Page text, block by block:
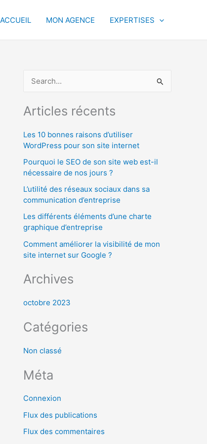
ACCUEIL MON AGENCE EXPERTISES
c
e
r
c
:
Articles récents
Les 10 bonnes raisons d’utiliser
WordPress pour son site internet
Pourquoi le SEO de son site web est-il
nécessaire de nos jours ?
L’utilité des réseaux sociaux dans sa
communication d’entreprise
Les différents éléments d’une charte
graphique d’entreprise
Comment améliorer la visibilité de mon
site internet sur Google ?
Archives
octobre 2023
Catégories
Non classé
Méta
Connexion
Flux des publications
Flux des commentaires